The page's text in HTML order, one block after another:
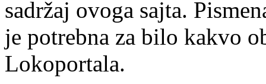
sadržaj ovoga sajta.
je potrebna za bilo kakvo
Lokoportala.